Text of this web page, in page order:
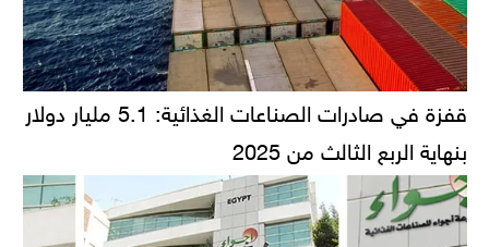
قفزة في صادرات الصناعات الغذائية: 5.1 مليار دولار
بنهاية الربع الثالث من 2025